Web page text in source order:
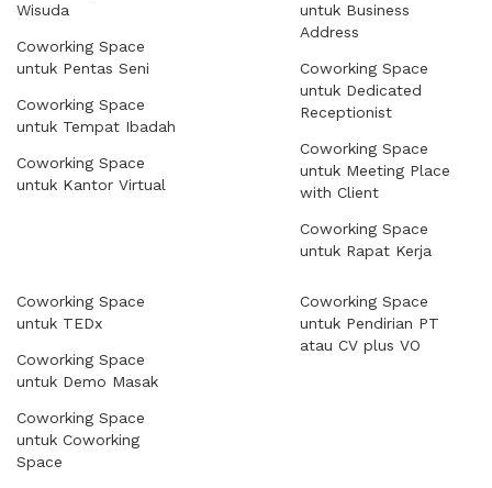
Wisuda
Coworking Space
untuk Pentas Seni
Coworking Space
untuk Tempat Ibadah
Coworking Space
untuk Kantor Virtual
untuk Business
Address
Coworking Space
untuk Dedicated
Receptionist
Coworking Space
untuk Meeting Place
with Client
Coworking Space
untuk Rapat Kerja
Coworking Space
untuk TEDx
Coworking Space
untuk Demo Masak
Coworking Space
untuk Coworking
Space
Coworking Space
untuk Pendirian PT
atau CV plus VO